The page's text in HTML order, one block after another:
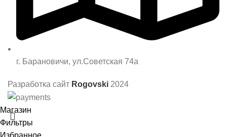
г. Барановичи, ул.Советская 74а
Разработка сайт Rogovski 2024
Магазин
Фильтры